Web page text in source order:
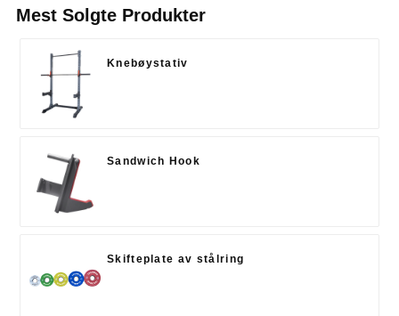
Mest Solgte Produkter
Knebøystativ
Sandwich Hook
Skifteplate av stålring